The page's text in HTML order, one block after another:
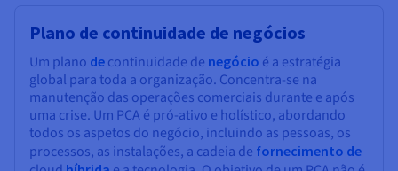
Plano de continuidade de negócios
Um plano de continuidade de negócio é a estratégia
global para toda a organização. Concentra-se na
manutenção das operações comerciais durante e após
uma crise. Um PCA é pró-ativo e holístico, abordando
todos os aspetos do negócio, incluindo as pessoas, os
processos, as instalações, a cadeia de fornecimento de